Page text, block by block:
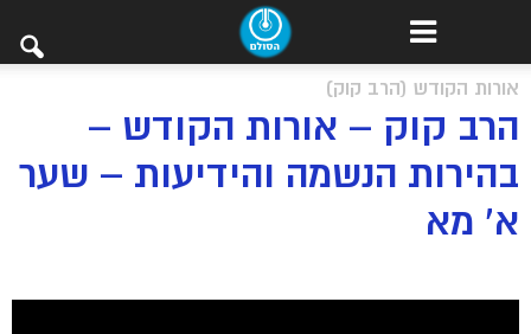
אורות הקודש (הרב קוק)
הרב קוק – אורות הקודש –
בהירות הנשמה והידיעות – שער
א’ מא